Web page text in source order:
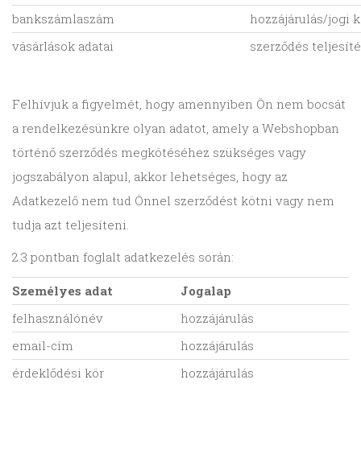
bankszámlaszám
hozzájárulás/jogi
vásárlások adatai
szerződés
Felhívjuk a figyelmét, hogy amennyiben Ön nem bocsát
a rendelkezésünkre olyan adatot, amely a Webshopban
történő szerződés megkötéséhez szükséges vagy
jogszabályon alapul, akkor lehetséges, hogy az
Adatkezelő nem tud Önnel szerződést kötni vagy nem
tudja azt teljesíteni.
2.3 pontban foglalt adatkezelés során:
Személyes adat
Jogalap
felhasználónév
hozzájárulás
email-cím
hozzájárulás
érdeklődési kör
hozzájárulás